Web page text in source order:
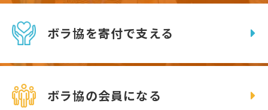
ボラ協を寄付で支える
ボラ協の会員になる